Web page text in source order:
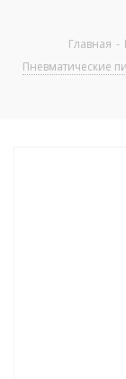
Главная -
Пневматические